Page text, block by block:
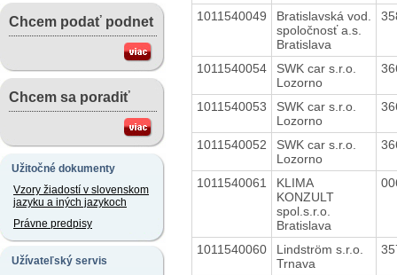
Chcem podať podnet
Chcem sa poradiť
Užitočné dokumenty
Vzory žiadostí v slovenskom
jazyku a iných jazykoch
Právne predpisy
Užívateľský servis
1011540049
Bratislavská vod.
spoločnosť a.s.
Bratislava
1011540054
SWK car s.r.o.
Lozorno
1011540053
SWK car s.r.o.
Lozorno
1011540052
SWK car s.r.o.
Lozorno
1011540061
KLIMA
KONZULT
spol.s.r.o.
Bratislava
1011540060
Lindström s.r.o.
Trnava